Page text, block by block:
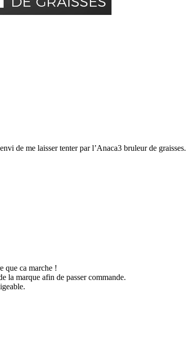
de me laisser tenter par l’Anaca3 bruleur de graisses.
que ca marche !
la marque afin de passer commande.